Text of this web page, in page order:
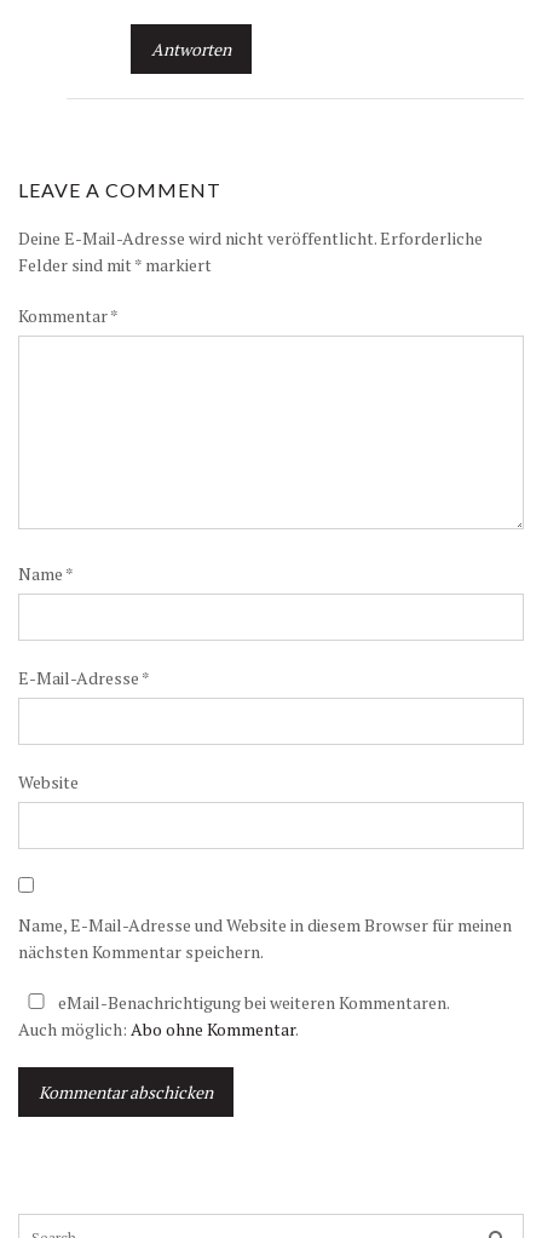
Antworten
LEAVE A COMMENT
Deine E-Mail-Adresse wird nicht veröffentlicht.Erforderliche
Felder sind mit* markiert
Kommentar*
Name *
E-Mail-Adresse *
Website
Name, E-Mail-Adresse und Website in diesem Browser für meinen
nächsten Kommentar speichern.
eMail-Benachrichtigung bei weiteren Kommentaren.
Auch möglich: Abo ohne Kommentar.
t